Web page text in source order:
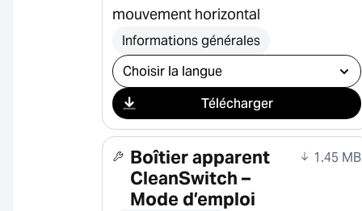
mouvement horizontal
Informations générales
Sélectionner le téléchargement
Télécharger
Boîtier apparent
CleanSwitch –
Mode d’emploi
1.45 MB